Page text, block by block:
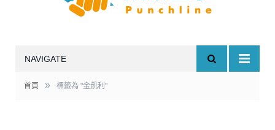
NAVIGATE
首頁 » 標籤為 "金凱利"